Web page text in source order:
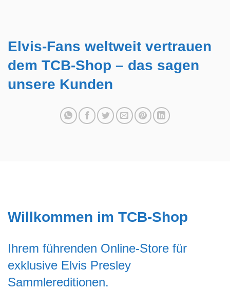
Elvis-Fans weltweit vertrauen
dem TCB-Shop – das sagen
unsere Kunden
Willkommen im TCB-Shop
Ihrem führenden Online-Store für
exklusive Elvis Presley
Sammlereditionen.